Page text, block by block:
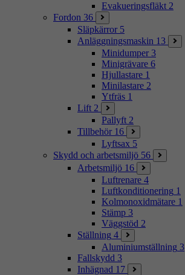
Evakueringsfläkt 2
Fordon 36
Släpkärror 5
Anläggningsmaskin 13
Minidumper 3
Minigrävare 6
Hjullastare 1
Minilastare 2
Ytfräs 1
Lift 2
Pallyft 2
Tillbehör 16
Lyftsax 5
Skydd och arbetsmiljö 56
Arbetsmiljö 16
Luftrenare 4
Luftkonditionering 1
Kolmonoxidmätare 1
Stämp 3
Väggstöd 2
Ställning 4
Aluminiumställning 3
Fallskydd 3
Inhägnad 17